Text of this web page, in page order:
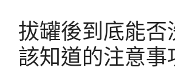
拔罐後到底能否
該知道的注意事